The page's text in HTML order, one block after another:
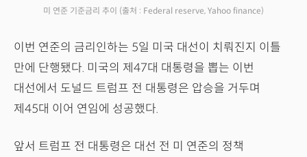
미 연준 기준금리 추이 (출처 : Federal reserve, Yahoo finance)
이번 연준의 금리인하는 5일 미국 대선이 치뤄진지 이틀
만에 단행됐다. 미국의 제47대 대통령을 뽑는 이번
대선에서 도널드 트럼프 전 대통령은 압승을 거두며
제45대 이어 연임에 성공했다.
앞서 트럼프 전 대통령은 대선 전 미 연준의 정책